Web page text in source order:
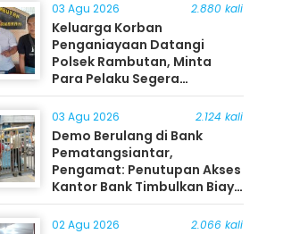
03 Agu 2026 2.880 kali
Keluarga Korban
Penganiayaan Datangi
Polsek Rambutan, Minta
Para Pelaku Segera
Ditangkap
03 Agu 2026 2.124 kali
Demo Berulang di Bank
Pematangsiantar,
Pengamat: Penutupan Akses
Kantor Bank Timbulkan Biaya
Ekonomi bagi Masyarakat
02 Agu 2026 2.066 kali